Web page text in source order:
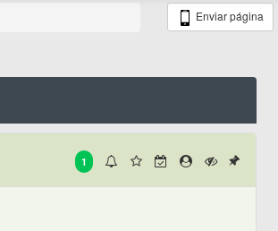
Enviar página
1